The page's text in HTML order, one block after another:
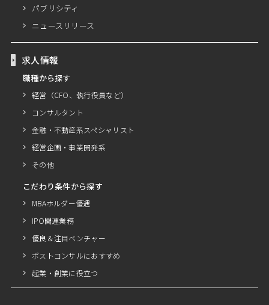
パブリシティ
ニュースリリース
求人情報
職種から探す
経営（CFO、執行役員など）
コンサルタント
金融・不動産系スペシャリスト
経営企画・事業開発系
その他
こだわり条件から探す
MBAホルダー優遇
IPO関連業務
優良＆注目ベンチャー
ポストコンサルにおすすめ
起業・創業に役立つ